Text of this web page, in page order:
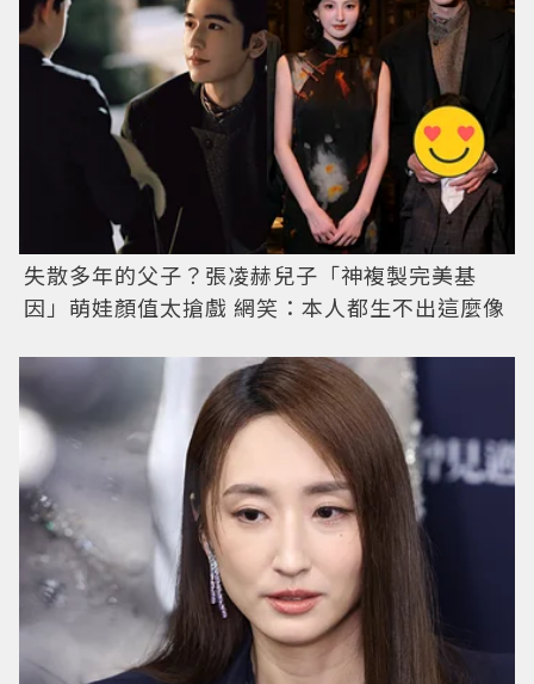
失散多年的父子？張凌赫兒子「神複製完美基
因」萌娃顏值太搶戲 網笑：本人都生不出這麼像